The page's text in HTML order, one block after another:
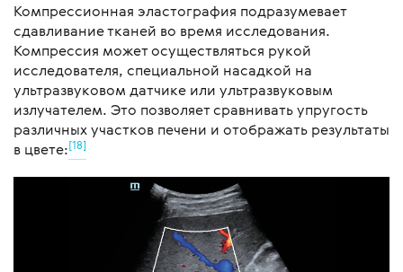
Компрессионная эластография подразумевает
сдавливание тканей во время исследования.
Компрессия может осуществляться рукой
исследователя, специальной насадкой на
ультразвуковом датчике или ультразвуковым
излучателем. Это позволяет сравнивать упругость
различных участков печени и отображать результаты
в цвете:[18]